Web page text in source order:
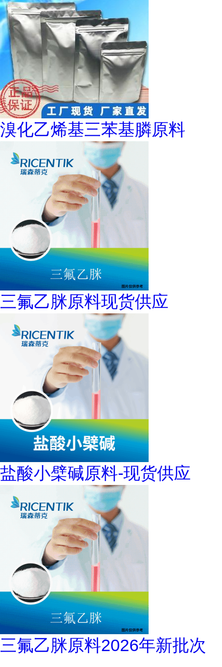
溴化乙烯基三苯基膦原料
三氟乙脒原料现货供应
盐酸小檗碱原料-现货供应
三氟乙脒原料2026年新批次